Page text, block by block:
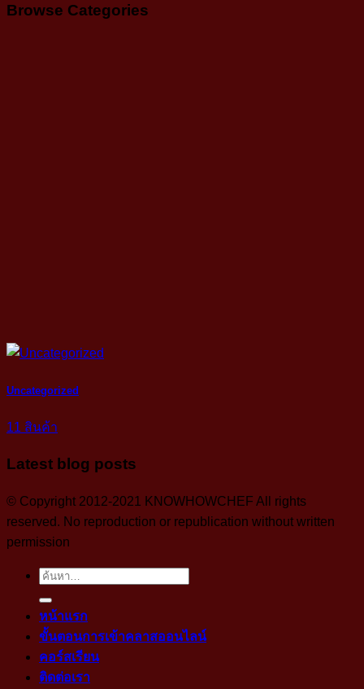
Browse Categories
Uncategorized
11 สินค้า
Latest blog posts
© Copyright 2012-2021 KNOWHOWCHEF All rights
reserved. No reproduction or republication without written
permission
ค้นหา:
หน้าแรก
ขั้นตอนการเข้าคลาสออนไลน์
คอร์สเรียน
ติดต่อเรา